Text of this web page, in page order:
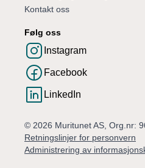
Kontakt oss
Følg oss
Instagram
Facebook
LinkedIn
© 2026 Muritunet AS, Org.nr:
Retningslinjer for personvern
Administrering av